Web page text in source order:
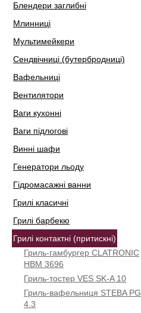
Блендери заглибні
Млинниці
Мультимейкери
Сендвічниці (бутербродниці)
Вафельниці
Вентилятори
Ваги кухонні
Ваги підлогові
Винні шафи
Генератори льоду
Гідромасажні ванни
Грилі класичні
Грилі барбекю
Грилі контактні (притискні)
Гриль-гамбургер CLATRONIC
HBM 3696
Гриль-тостер VES SK-A 10
Гриль-вафельниця STEBA PG
4.3